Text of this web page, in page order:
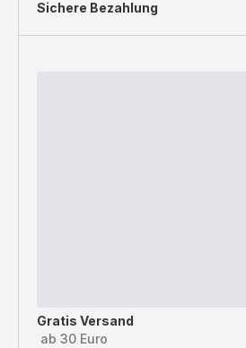
Sichere Bezahlung
Gratis Versand
ab 30 Euro